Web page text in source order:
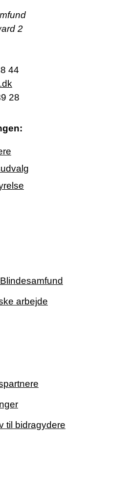
2
44
28
arbejde
til bidragydere